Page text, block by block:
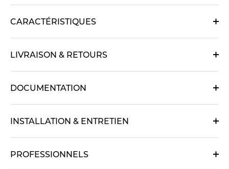
CARACTÉRISTIQUES
LIVRAISON & RETOURS
DOCUMENTATION
INSTALLATION & ENTRETIEN
PROFESSIONNELS